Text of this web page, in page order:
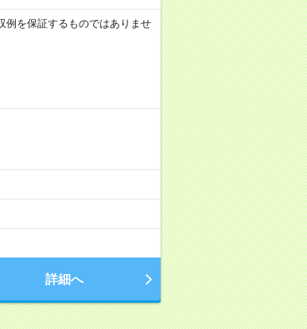
を保証するものではありませ
詳細へ